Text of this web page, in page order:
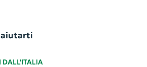
aiutarti
DALL'ITALIA